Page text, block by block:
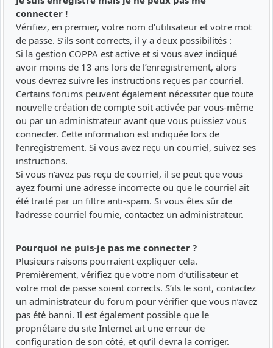
connecter !
Vérifiez, en premier, votre nom d’utilisateur et votre mot
de passe. S’ils sont corrects, il y a deux possibilités :
Si la gestion COPPA est active et si vous avez indiqué
avoir moins de 13 ans lors de l’enregistrement, alors
vous devrez suivre les instructions reçues par courriel.
Certains forums peuvent également nécessiter que toute
nouvelle création de compte soit activée par vous-même
ou par un administrateur avant que vous puissiez vous
connecter. Cette information est indiquée lors de
l’enregistrement. Si vous avez reçu un courriel, suivez ses
instructions.
Si vous n’avez pas reçu de courriel, il se peut que vous
ayez fourni une adresse incorrecte ou que le courriel ait
été traité par un filtre anti-spam. Si vous êtes sûr de
l’adresse courriel fournie, contactez un administrateur.
Pourquoi ne puis-je pas me connecter ?
Plusieurs raisons pourraient expliquer cela.
Premièrement, vérifiez que votre nom d’utilisateur et
votre mot de passe soient corrects. S’ils le sont, contactez
un administrateur du forum pour vérifier que vous n’avez
pas été banni. Il est également possible que le
propriétaire du site Internet ait une erreur de
configuration de son côté, et qu’il devra la corriger.